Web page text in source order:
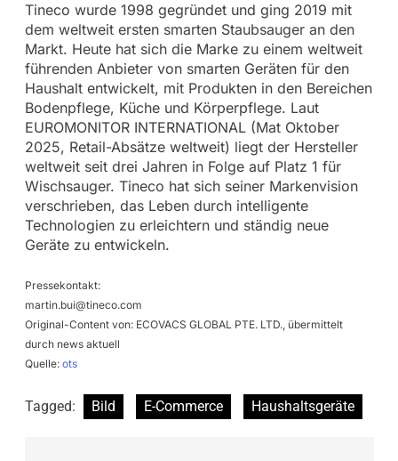
Tineco wurde 1998 gegründet und ging 2019 mit
dem weltweit ersten smarten Staubsauger an den
Markt. Heute hat sich die Marke zu einem weltweit
führenden Anbieter von smarten Geräten für den
Haushalt entwickelt, mit Produkten in den Bereichen
Bodenpflege, Küche und Körperpflege. Laut
EUROMONITOR INTERNATIONAL (Mat Oktober
2025, Retail-Absätze weltweit) liegt der Hersteller
weltweit seit drei Jahren in Folge auf Platz 1 für
Wischsauger. Tineco hat sich seiner Markenvision
verschrieben, das Leben durch intelligente
Technologien zu erleichtern und ständig neue
Geräte zu entwickeln.
Pressekontakt:
martin.bui@tineco.com
Original-Content von: ECOVACS GLOBAL PTE. LTD., übermittelt
durch news aktuell
Quelle: ots
Tagged: Bild E-Commerce Haushaltsgeräte